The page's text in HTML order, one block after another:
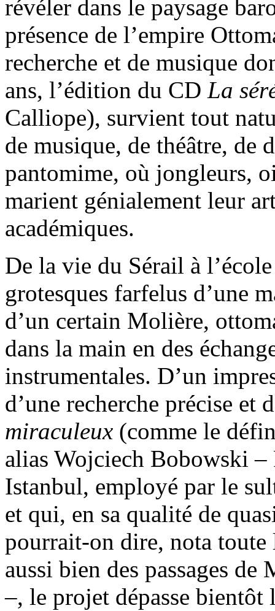
révéler dans le paysage
présence de l’empire
recherche et de musique
ans, l’édition du CD La
Calliope), survient tout
de musique, de théâtre, de
pantomime, où jongleurs,
marient génialement leur
académiques.
De la vie du Sérail à
grotesques farfelus d’une
d’un certain Molière,
dans la main en des
instrumentales. D’un
d’une recherche précise
miraculeux (comme le
alias Wojciech Bobowski –
Istanbul, employé par le
et qui, en sa qualité de
pourrait-on dire, nota toute
aussi bien des passages
–, le projet dépasse